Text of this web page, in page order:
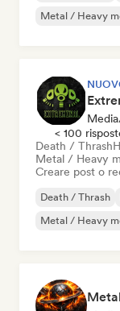
Metal / Heavy
< 100
Death / Thrash
Metal / Heavy
Creare post o
Death / Thrash
Metal / Heavy